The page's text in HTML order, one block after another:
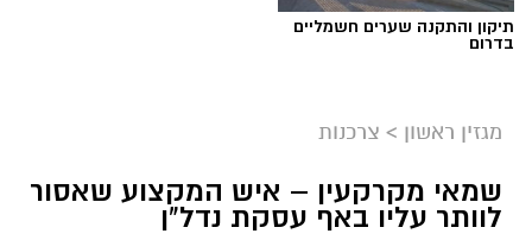
תיקון והתקנה שערים חשמליים
בדרום
מגזין ראשון > צרכנות
שמאי מקרקעין – איש המקצוע שאסור
לוותר עליו באף עסקת נדל"ן